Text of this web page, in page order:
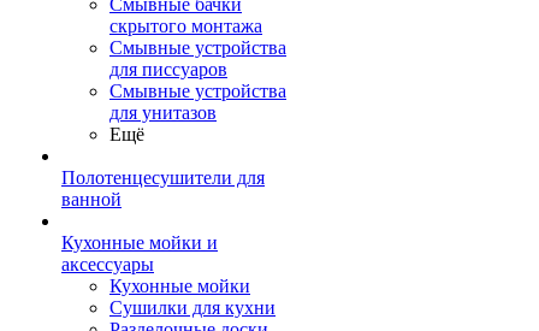
Смывные бачки
скрытого монтажа
Смывные устройства
для писсуаров
Смывные устройства
для унитазов
Ещё
Полотенцесушители для
ванной
Кухонные мойки и
аксессуары
Кухонные мойки
Сушилки для кухни